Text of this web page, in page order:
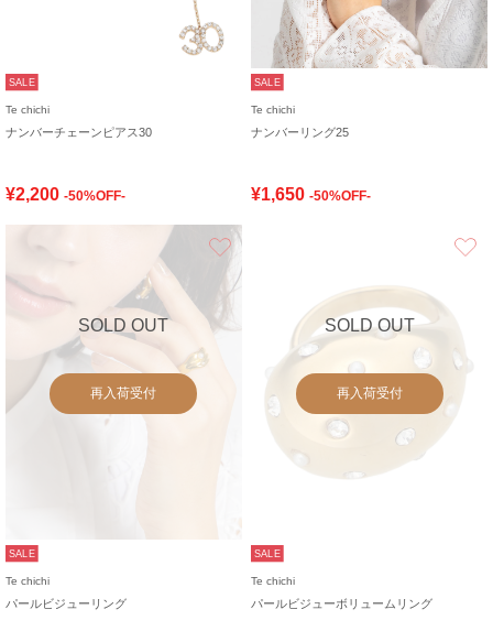
SALE
Te chichi
ナンバーチェーンピアス30
¥2,200 -50%OFF-
SALE
Te chichi
ナンバーリング25
¥1,650 -50%OFF-
SOLD OUT
再入荷受付
SALE
Te chichi
パールビジューリング
SOLD OUT
再入荷受付
SALE
Te chichi
パールビジューボリュームリング